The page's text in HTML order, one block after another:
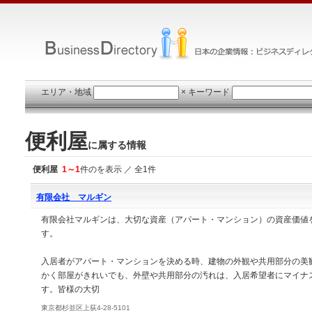
エリア・地域 × キーワード
便利屋に属する情報
便利屋 1～1件のを表示 ／ 全1件
有限会社 マルギン
有限会社マルギンは、大切な資産（アパート・マンション）の資産価
す。
入居者がアパート・マンションを決める時、建物の外観や共用部分の
かく部屋がきれいでも、外壁や共用部分の汚れは、入居希望者にマイ
す。皆様の大切
東京都杉並区上荻4-28-5101